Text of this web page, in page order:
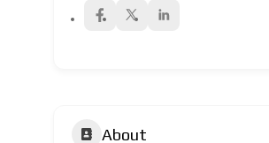
About